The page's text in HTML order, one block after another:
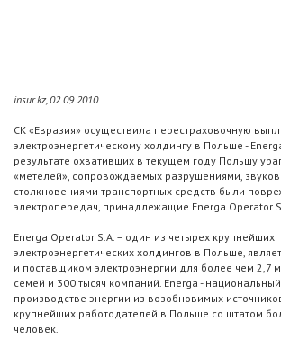
insur.kz, 02.09.2010
СК «Евразия» осуществила перестраховочную
электроэнергетическому холдингу в Польше -
результате охвативших в текущем году Польшу
«метелей», сопровождаемых разрушениями,
столкновениями транспортных средств были
электропередач, принадлежащие Energa Operator
Energa Operator S.A. – один из четырех крупнейших
электроэнергетических холдингов в Польше,
и поставщиком электроэнергии для более чем 2,7
семей и 300 тысяч компаний. Energa -
производстве энергии из возобновимых
крупнейших работодателей в Польше со штатом
человек.